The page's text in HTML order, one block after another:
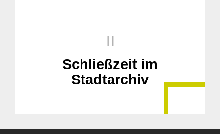
Schließzeit im
Stadtarchiv